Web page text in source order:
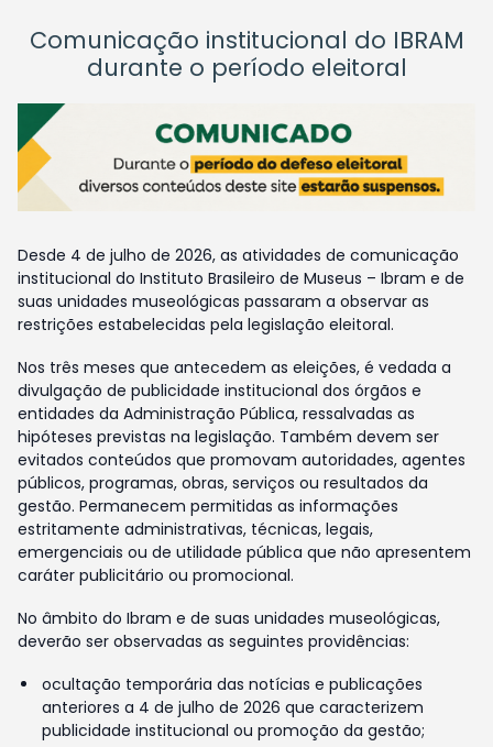
Comunicação institucional do IBRAM
durante o período eleitoral
Desde 4 de julho de 2026, as atividades de comunicação
institucional do Instituto Brasileiro de Museus – Ibram e de
suas unidades museológicas passaram a observar as
restrições estabelecidas pela legislação eleitoral.
Nos três meses que antecedem as eleições, é vedada a
divulgação de publicidade institucional dos órgãos e
entidades da Administração Pública, ressalvadas as
hipóteses previstas na legislação. Também devem ser
evitados conteúdos que promovam autoridades, agentes
públicos, programas, obras, serviços ou resultados da
gestão. Permanecem permitidas as informações
estritamente administrativas, técnicas, legais,
emergenciais ou de utilidade pública que não apresentem
caráter publicitário ou promocional.
No âmbito do Ibram e de suas unidades museológicas,
deverão ser observadas as seguintes providências:
ocultação temporária das notícias e publicações
anteriores a 4 de julho de 2026 que caracterizem
publicidade institucional ou promoção da gestão;